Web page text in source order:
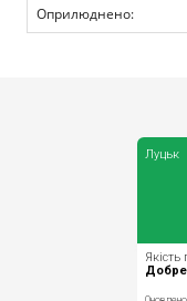
Оприлюднено: